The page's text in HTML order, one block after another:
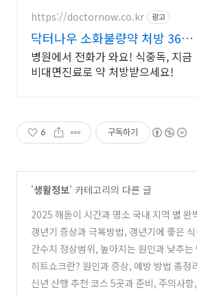
https://doctornow.co.kr 광고
닥터나우 소화불량약 처방 365
일 24시간 진료가능
병원에서 전화가 와요! 식중독, 지금
비대면진료로 약 처방받으세요!
6 구독하기
'생활정보' 카테고리의 다른 글
2025 해돋이 시간과 명소 국내 지역 별 완
(3)
갱년기 증상과 극복방법, 갱년기에 좋은
증상 자가진단 총정리
(0)
간수치 정상범위, 높아지는 원인과 낮추는
간수치 낮추는 음식 총정리 (0)
히트쇼크란? 원인과 증상, 예방 방법 총정
신년 산행 추천 코스 5곳과 준비, 주의사